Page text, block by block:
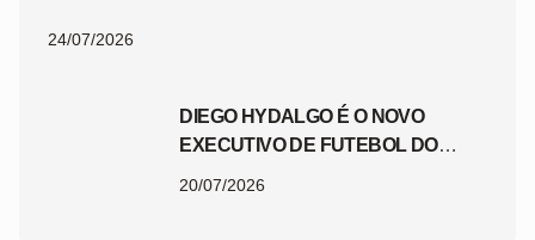
24/07/2026
DIEGO HYDALGO É O NOVO
EXECUTIVO DE FUTEBOL DO
20/07/2026